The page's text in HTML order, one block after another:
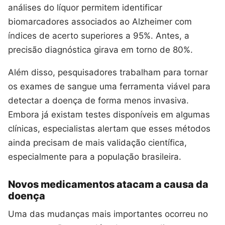
análises do líquor permitem identificar
biomarcadores associados ao Alzheimer com
índices de acerto superiores a 95%. Antes, a
precisão diagnóstica girava em torno de 80%.
Além disso, pesquisadores trabalham para tornar
os exames de sangue uma ferramenta viável para
detectar a doença de forma menos invasiva.
Embora já existam testes disponíveis em algumas
clínicas, especialistas alertam que esses métodos
ainda precisam de mais validação científica,
especialmente para a população brasileira.
Novos medicamentos atacam a causa da
doença
Uma das mudanças mais importantes ocorreu no